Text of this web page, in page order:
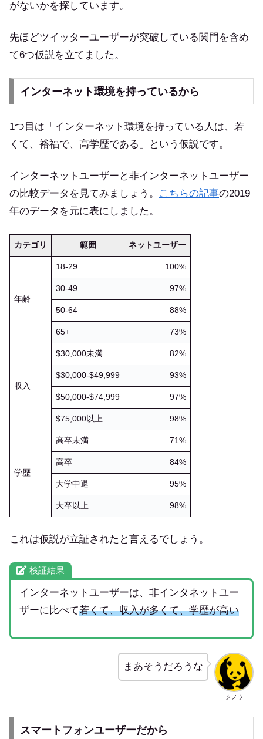
がないかを探しています。
先ほどツイッターユーザーが突破している関門を含め
て6つ仮説を立てました。
インターネット環境を持っているから
1つ目は「インターネット環境を持っている人は、若
くて、裕福で、高学歴である」という仮説です。
インターネットユーザーと非インターネットユーザー
の比較データを見てみましょう。
こちらの記事の2019
年のデータを元に表にしました。
カテゴリ 範囲 ネットユーザー
年齢
18-29 100%
30-49 97%
50-64 88%
65+ 73%
収入
$30,000未満 82%
$30,000-$49,999 93%
$50,000-$74,999 97%
$75,000以上 98%
学歴
高卒未満 71%
高卒 84%
大学中退 95%
大卒以上 98%
これは仮説が立証されたと言えるでしょう。
検証結果
インターネットユーザーは、非インタネットユー
ザーに比べて若くて、収入が多くて、学歴が高い
クノウ
まあそうだろうな
スマートフォンユーザーだから